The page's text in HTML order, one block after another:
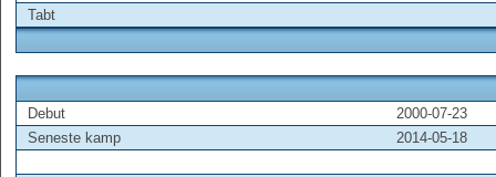
Tabt
Debut
2000-07-23
Seneste kamp
2014-05-18